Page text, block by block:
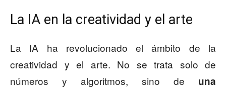
La IA en la creatividad y el arte
La IA ha revolucionado el ámbito de la
creatividad y el arte. No se trata solo de
números y algoritmos, sino de una